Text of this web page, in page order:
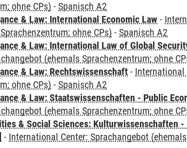
ohne CPs) - Spanisch A2
& Law: International Economic Law -
ohne CPs) - Spanisch A2
& Law: International Law of Global
(ehemals Sprachenzentrum; ohne
& Law: Rechtswissenschaft - International
ohne CPs) - Spanisch A2
& Law: Staatswissenschaften - Public
(ehemals Sprachenzentrum; ohne
& Social Sciences: Kulturwissenschaften
- International Center: Sprachangebot